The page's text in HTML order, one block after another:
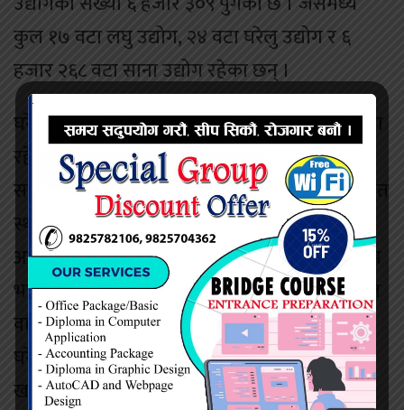
कुल १७ वटा लघु उद्योग, २४ वटा घरेलु उद्योग र ६
हजार २६८ वटा साना उद्योग रहेका छन् ।
घरेलु तथा साना उद्योग कार्यालयका अनुसार जिल्लामा
रहेका उद्योग मध्ये छ हजार ८६ प्राइभेट फर्म, ११३
साझेदारी फर्म र ११० वटा उद्योग प्रालि कम्पनीअन्र्तगत
स्थापना भएका छन् भने, वाणिज्यतर्फ नवलपुरमा गत
आर्थिक वर्षमा जम्मा एक हजार १५८ वटा व्यवसाय थप
भएका छन् । गत आर्थिक वर्षमा थपिएको संख्यासहित
वाणिज्यतर्फ कुल आठ हजार ११६ व्यवसाय रहेको
घरेलु तथा साना उद्योग कार्यालय नवलपुरका प्रमुख
खनालले यस अनलाईनलाई बताए।